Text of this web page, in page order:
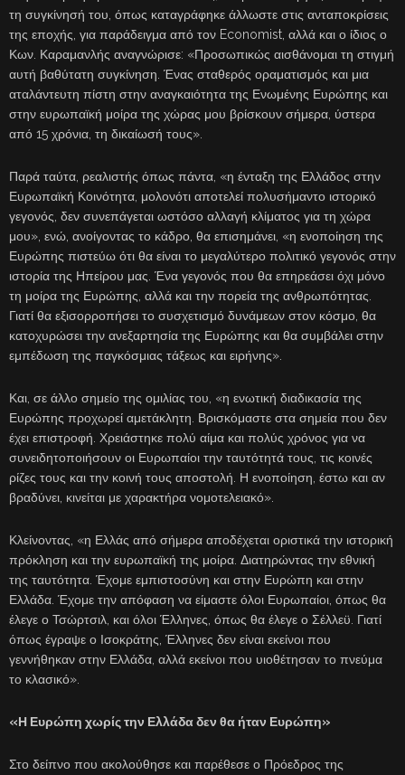
τη συγκίνησή του, όπως καταγράφηκε άλλωστε στις ανταποκρίσεις
της εποχής, για παράδειγμα από τον Economist, αλλά και ο ίδιος ο
Κων. Καραμανλής αναγνώρισε: «Προσωπικώς αισθάνομαι τη στιγμή
αυτή βαθύτατη συγκίνηση. Ένας σταθερός οραματισμός και μια
αταλάντευτη πίστη στην αναγκαιότητα της Ενωμένης Ευρώπης και
στην ευρωπαϊκή μοίρα της χώρας μου βρίσκουν σήμερα, ύστερα
από 15 χρόνια, τη δικαίωσή τους».
Παρά ταύτα, ρεαλιστής όπως πάντα, «η ένταξη της Ελλάδος στην
Ευρωπαϊκή Κοινότητα, μολονότι αποτελεί πολυσήμαντο ιστορικό
γεγονός, δεν συνεπάγεται ωστόσο αλλαγή κλίματος για τη χώρα
μου», ενώ, ανοίγοντας το κάδρο, θα επισημάνει, «η ενοποίηση της
Ευρώπης πιστεύω ότι θα είναι το μεγαλύτερο πολιτικό γεγονός στην
ιστορία της Ηπείρου μας. Ένα γεγονός που θα επηρεάσει όχι μόνο
τη μοίρα της Ευρώπης, αλλά και την πορεία της ανθρωπότητας.
Γιατί θα εξισορροπήσει το συσχετισμό δυνάμεων στον κόσμο, θα
κατοχυρώσει την ανεξαρτησία της Ευρώπης και θα συμβάλει στην
εμπέδωση της παγκόσμιας τάξεως και ειρήνης».
Και, σε άλλο σημείο της ομιλίας του, «η ενωτική διαδικασία της
Ευρώπης προχωρεί αμετάκλητη. Βρισκόμαστε στα σημεία που δεν
έχει επιστροφή. Χρειάστηκε πολύ αίμα και πολύς χρόνος για να
συνειδητοποιήσουν οι Ευρωπαίοι την ταυτότητά τους, τις κοινές
ρίζες τους και την κοινή τους αποστολή. Η ενοποίηση, έστω και αν
βραδύνει, κινείται με χαρακτήρα νομοτελειακό».
Κλείνοντας, «η Ελλάς από σήμερα αποδέχεται οριστικά την ιστορική
πρόκληση και την ευρωπαϊκή της μοίρα. Διατηρώντας την εθνική
της ταυτότητα. Έχομε εμπιστοσύνη και στην Ευρώπη και στην
Ελλάδα. Έχομε την απόφαση να είμαστε όλοι Ευρωπαίοι, όπως θα
έλεγε ο Τσώρτσιλ, και όλοι Έλληνες, όπως θα έλεγε ο Σέλλεϋ. Γιατί
όπως έγραψε ο Ισοκράτης, Έλληνες δεν είναι εκείνοι που
γεννήθηκαν στην Ελλάδα, αλλά εκείνοι που υιοθέτησαν το πνεύμα
το κλασικό».
«Η Ευρώπη χωρίς την Ελλάδα δεν θα ήταν Ευρώπη»
Στο δείπνο που ακολούθησε και παρέθεσε ο Πρόεδρος της